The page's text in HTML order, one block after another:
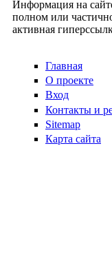
Информация на
полном или
активная
Главная
О проекте
Вход
Контакты и
Sitemap
Карта сайта